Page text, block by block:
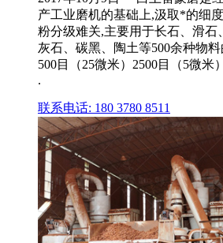
产工业磨机的基础上,汲取*的细
粉分级难关,主要用于长石、滑石
灰石、碳黑、陶土等500余种物
500目（25微米）2500目（5微米
.
联系电话: 180 3780 8511